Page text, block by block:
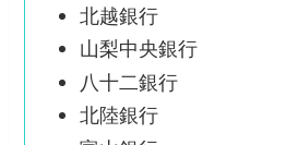
北越銀行
山梨中央銀行
八十二銀行
北陸銀行